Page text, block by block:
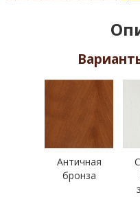
Античная
бронза